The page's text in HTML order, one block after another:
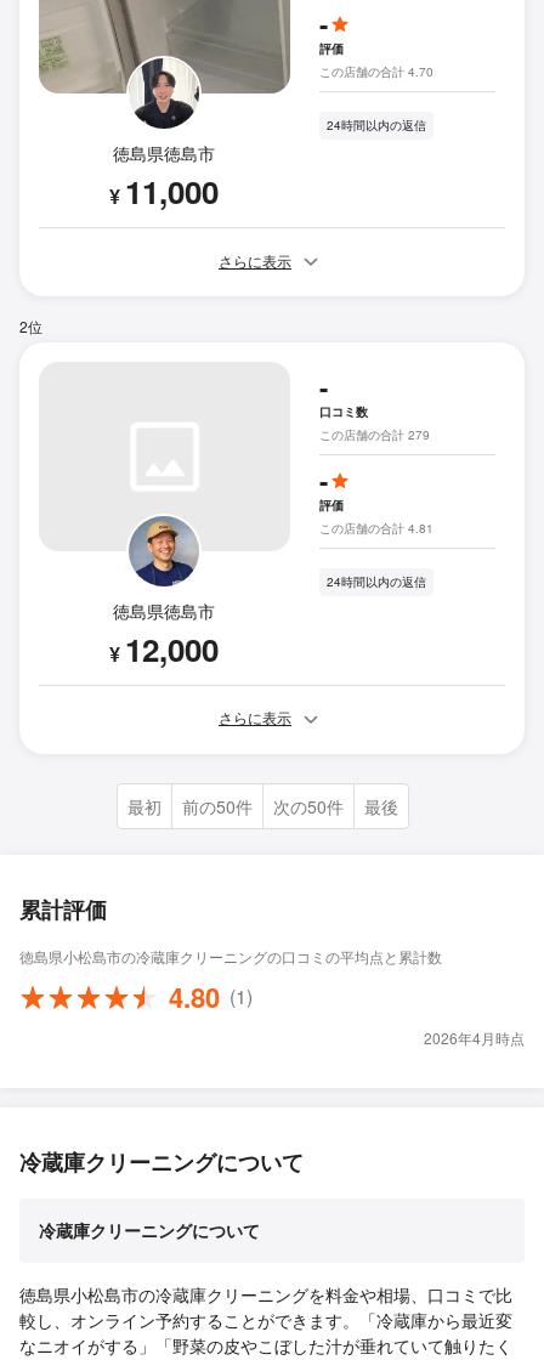
徳島県徳島市
¥ 11,000
-
評価
この店舗の合計 4.70
24時間以内の返信
さらに表示
2位
徳島県徳島市
¥ 12,000
-
口コミ数
この店舗の合計 279
-
評価
この店舗の合計 4.81
24時間以内の返信
さらに表示
最初 前の50件 次の50件 最後
累計評価
徳島県小松島市の冷蔵庫クリーニングの口コミの平均点と累計数
4.80 (1)
2026年4月時点
冷蔵庫クリーニングについて
冷蔵庫クリーニングについて
徳島県小松島市の冷蔵庫クリーニングを料金や相場、口コミで比
較し、オンライン予約することができます。「冷蔵庫から最近変
なニオイがする」「野菜の皮やこぼした汁が垂れていて触りたく